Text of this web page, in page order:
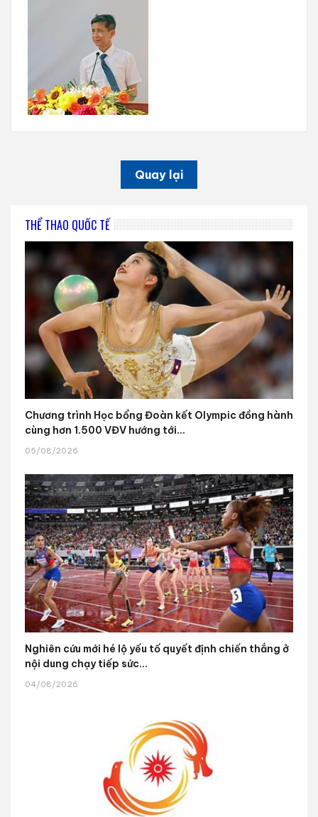
Quay lại
THỂ THAO QUỐC TẾ
Chương trình Học bổng Đoàn kết Olympic đồng hành
cùng hơn 1.500 VĐV hướng tới...
05/08/2026
Nghiên cứu mới hé lộ yếu tố quyết định chiến thắng ở
nội dung chạy tiếp sức...
04/08/2026